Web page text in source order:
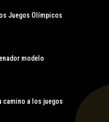
Juegos Olímpicos
modelo
camino a los juegos